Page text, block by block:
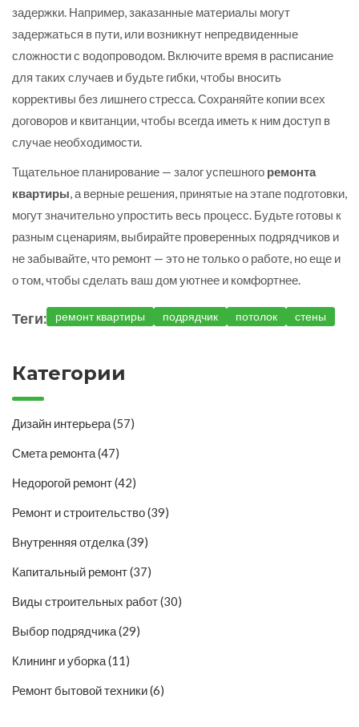
задержки. Например, заказанные материалы могут
задержаться в пути, или возникнут непредвиденные
сложности с водопроводом. Включите время в расписание
для таких случаев и будьте гибки, чтобы вносить
коррективы без лишнего стресса. Сохраняйте копии всех
договоров и квитанции, чтобы всегда иметь к ним доступ в
случае необходимости.
Тщательное планирование — залог успешного ремонта
квартиры, а верные решения, принятые на этапе подготовки,
могут значительно упростить весь процесс. Будьте готовы к
разным сценариям, выбирайте проверенных подрядчиков и
не забывайте, что ремонт — это не только о работе, но еще и
о том, чтобы сделать ваш дом уютнее и комфортнее.
Теги: ремонт квартиры подрядчик потолок стены
Категории
Дизайн интерьера(57)
Смета ремонта(47)
Недорогой ремонт(42)
Ремонт и строительство(39)
Внутренняя отделка(39)
Капитальный ремонт(37)
Виды строительных работ(30)
Выбор подрядчика(29)
Клининг и уборка(11)
Ремонт бытовой техники(6)